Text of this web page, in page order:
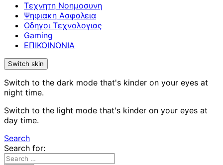
Τεχνητη Νοημοσυνη
Ψηφιακη Ασφαλεια
Οδηγοι Τεχνολογιας
Gaming
ΕΠΙΚΟΙΝΩΝΙΑ
Switch skin
Switch to the dark mode that's kinder on your eyes at
night time.
Switch to the light mode that's kinder on your eyes at
day time.
Search
Search for: